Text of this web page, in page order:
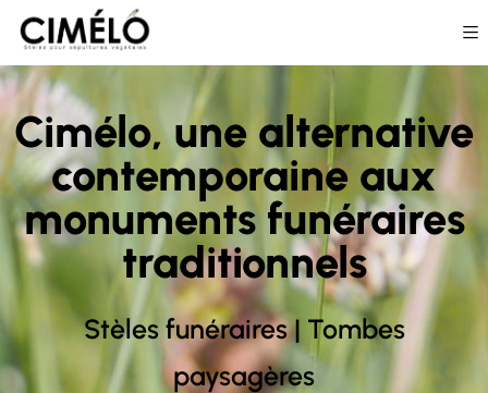
Cimélo, une alternative
contemporaine aux
monuments funéraires
traditionnels
Stèles funéraires | Tombes
paysagères